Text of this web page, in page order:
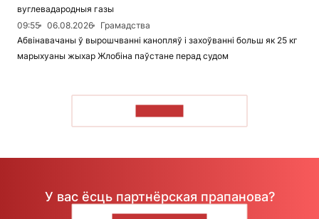
вуглевадародныя газы
09:55
06.08.2026
Грамадства
Абвінавачаны ў вырошчванні канопляў і захоўванні больш як 25 кг
марыхуаны жыхар Жлобіна паўстане перад судом
У вас ёсць партнёрская прапанова?